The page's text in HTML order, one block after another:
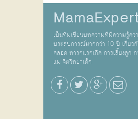
เป็นทีมเขียนบทความที่มีความรู้ค
ประสบการณ์มากกว่า 10 ปี เกี่ยว
คลอด ทารกแรกเกิด การเลี้ยงลูก
แม่ จิตวิทยาเด็ก